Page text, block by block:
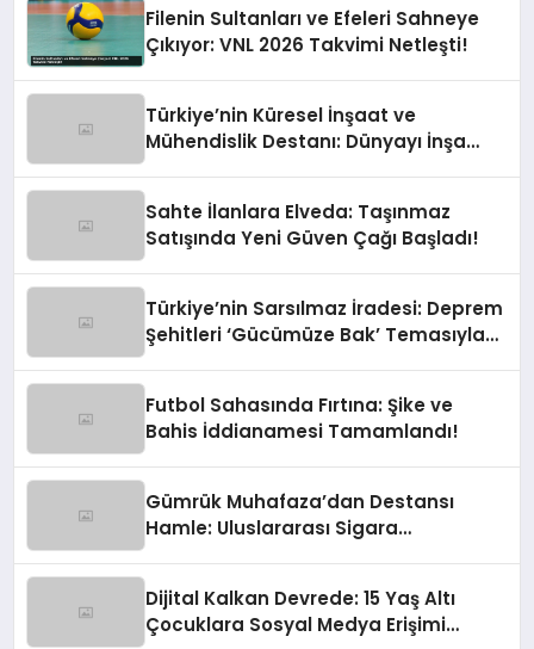
Filenin Sultanları ve Efeleri Sahneye
Çıkıyor: VNL 2026 Takvimi Netleşti!
Türkiye’nin Küresel İnşaat ve
Mühendislik Destanı: Dünyayı İnşa
Sahte İlanlara Elveda: Taşınmaz
Satışında Yeni Güven Çağı Başladı!
Türkiye’nin Sarsılmaz İradesi: Deprem
Şehitleri ‘Gücümüze Bak’ Temasıyla
Futbol Sahasında Fırtına: Şike ve
Bahis İddianamesi Tamamlandı!
Gümrük Muhafaza’dan Destansı
Hamle: Uluslararası Sigara
Dijital Kalkan Devrede: 15 Yaş Altı
Çocuklara Sosyal Medya Erişimi